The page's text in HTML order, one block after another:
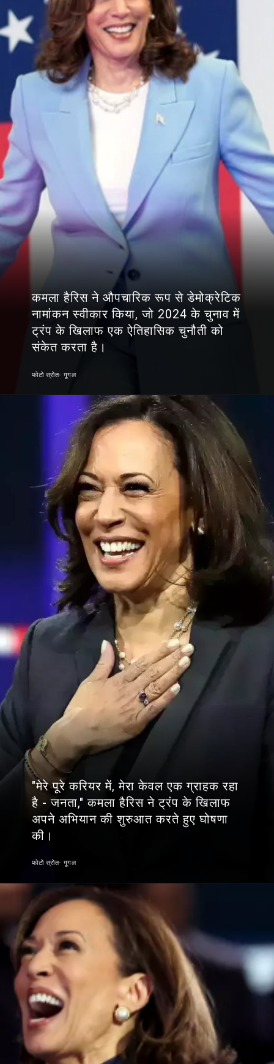
कमला हैरिस ने औपचारिक रूप से डेमोक्रेटिक
नामांकन स्वीकार किया, जो 2024 के चुनाव में
ट्रंप के खिलाफ एक ऐतिहासिक चुनौती को
संकेत करता है।
फोटो स्रोत- गूगल
"मेरे पूरे करियर में, मेरा केवल एक ग्राहक रहा
है - जनता," कमला हैरिस ने ट्रंप के खिलाफ
अपने अभियान की शुरुआत करते हुए घोषणा
की।
फोटो स्रोत- गूगल